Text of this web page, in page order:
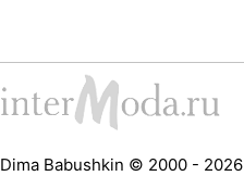
Dima Babushkin © 2000 - 2026